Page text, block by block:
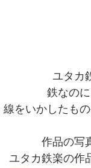
ユタカ
鉄なの
線をいかしたも
作品の写
ユタカ鉄楽の作